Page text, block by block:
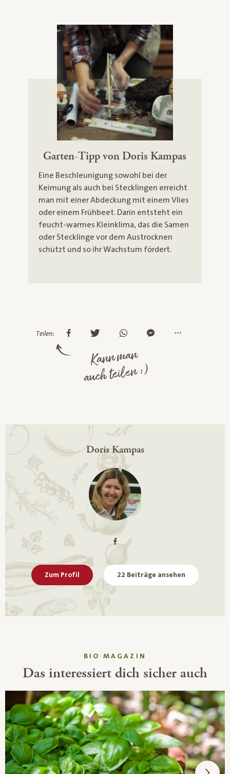
Garten-Tipp von Doris Kampas
Eine Beschleunigung sowohl bei der
Keimung als auch bei Stecklingen erreicht
man mit einer Abdeckung mit einem Vlies
oder einem Frühbeet. Darin entsteht ein
feucht-warmes Kleinklima, das die Samen
oder Stecklinge vor dem Austrocknen
schützt und so ihr Wachstum fördert.
Teilen:
Kann man
auch teilen :)
Doris Kampas
Zum Profil 22 Beiträge ansehen
BIO MAGAZIN
Das interessiert dich sicher auch